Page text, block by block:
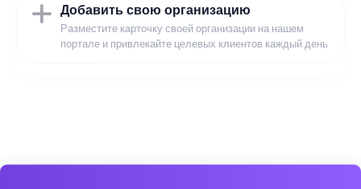
Добавить свою организацию
Разместите карточку своей организации на нашем
портале и привлекайте целевых клиентов каждый день